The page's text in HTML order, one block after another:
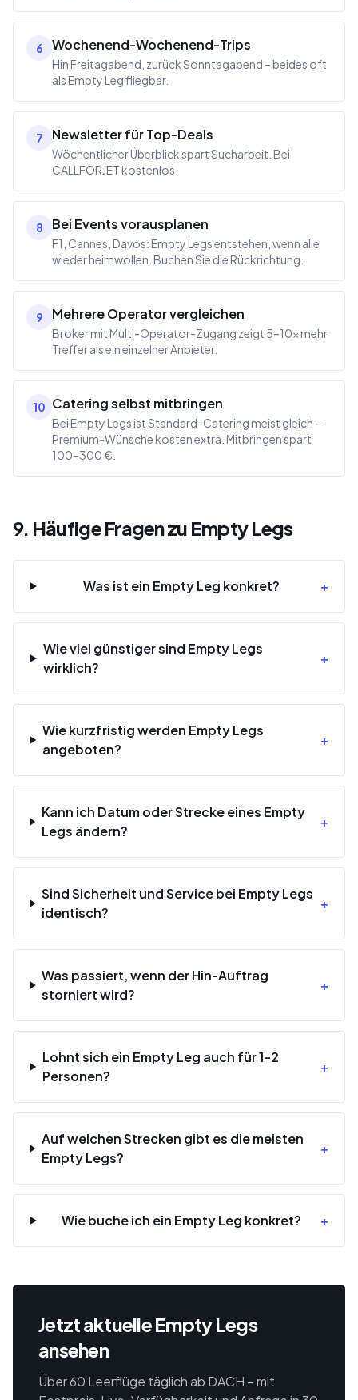
6 Wochenend-Wochenend-Trips
Hin Freitagabend, zurück Sonntagabend – beides oft
als Empty Leg fliegbar.
7 Newsletter für Top-Deals
Wöchentlicher Überblick spart Sucharbeit. Bei
CALLFORJET kostenlos.
8 Bei Events vorausplanen
F1, Cannes, Davos: Empty Legs entstehen, wenn alle
wieder heimwollen. Buchen Sie die Rückrichtung.
9 Mehrere Operator vergleichen
Broker mit Multi-Operator-Zugang zeigt 5–10× mehr
Treffer als ein einzelner Anbieter.
10 Catering selbst mitbringen
Bei Empty Legs ist Standard-Catering meist gleich –
Premium-Wünsche kosten extra. Mitbringen spart
100–300 €.
9. Häufige Fragen zu Empty Legs
Was ist ein Empty Leg konkret? +
Wie viel günstiger sind Empty Legs
wirklich?
+
Wie kurzfristig werden Empty Legs
angeboten?
+
Kann ich Datum oder Strecke eines Empty
Legs ändern?
+
Sind Sicherheit und Service bei Empty Legs
identisch?
+
Was passiert, wenn der Hin-Auftrag
storniert wird?
+
Lohnt sich ein Empty Leg auch für 1–2
Personen?
+
Auf welchen Strecken gibt es die meisten
Empty Legs?
+
Wie buche ich ein Empty Leg konkret? +
Jetzt aktuelle Empty Legs
ansehen
Über 60 Leerflüge täglich ab DACH – mit